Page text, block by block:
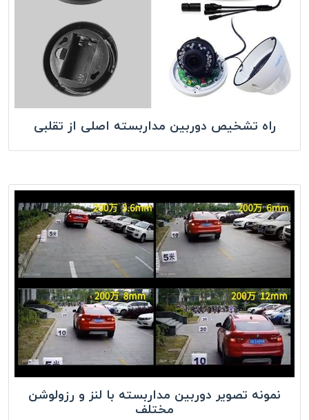
راه تشخیص دوربین مداربسته اصلی از تقلبی
نمونه تصویر دوربین مداربسته با لنز و رزولوشن
مختلف